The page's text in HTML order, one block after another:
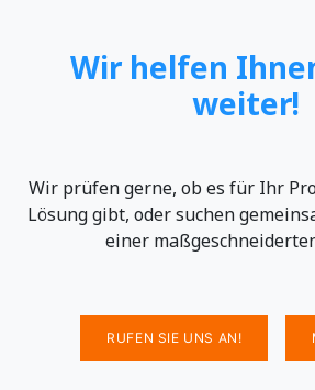
Wir helfen
weiter!
Wir prüfen gerne, ob es für Ihr
Lösung gibt, oder suchen
einer
RUFEN SIE UNS AN!